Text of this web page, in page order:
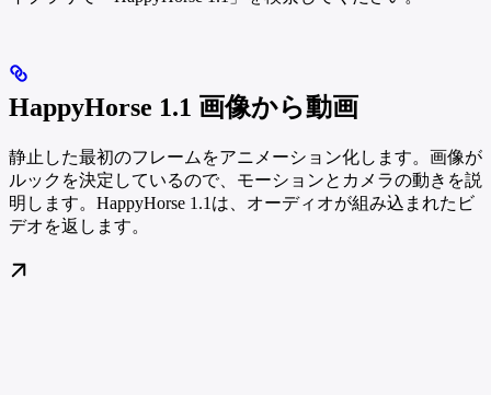
HappyHorse 1.1 画像から動画
静止した最初のフレームをアニメーション化します。画像が
ルックを決定しているので、モーションとカメラの動きを説
明します。HappyHorse 1.1は、オーディオが組み込まれたビ
デオを返します。